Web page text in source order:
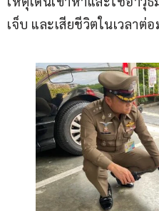
เจ็บ และเสียชีวิตในเวลาต่อ